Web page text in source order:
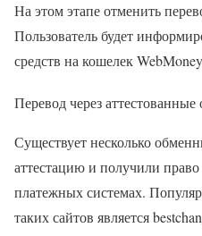
На этом этапе отменить
Пользователь будет
средств на кошелек
Перевод через
Существует несколько
аттестацию и получили
платежных системах.
таких сайтов является